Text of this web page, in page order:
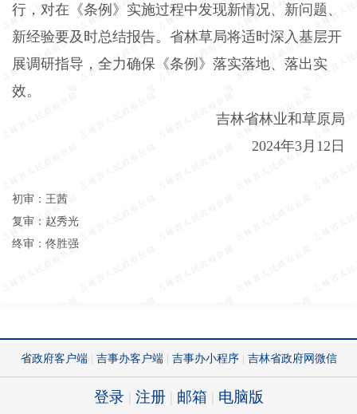
行，对在《条例》实施过程中发现新情况、新问题、
新经验要及时总结报告。省林草局将适时深入基层开
展调研指导，全力确保《条例》落实落地、落出实
效。
吉林省林业和草原局
2024年3月12日
初审：王茜
复审：赵秀光
终审：佟胜强